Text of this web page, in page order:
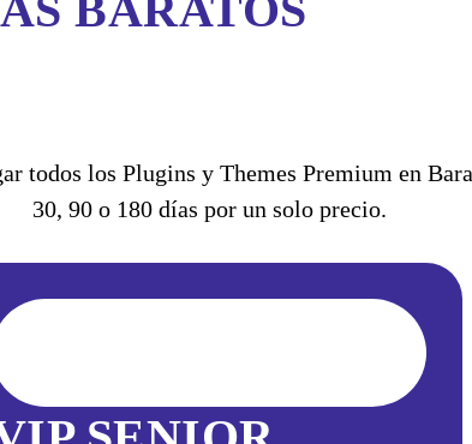
todos los Plugins y Themes Premium en
30, 90 o 180 días por un solo precio.